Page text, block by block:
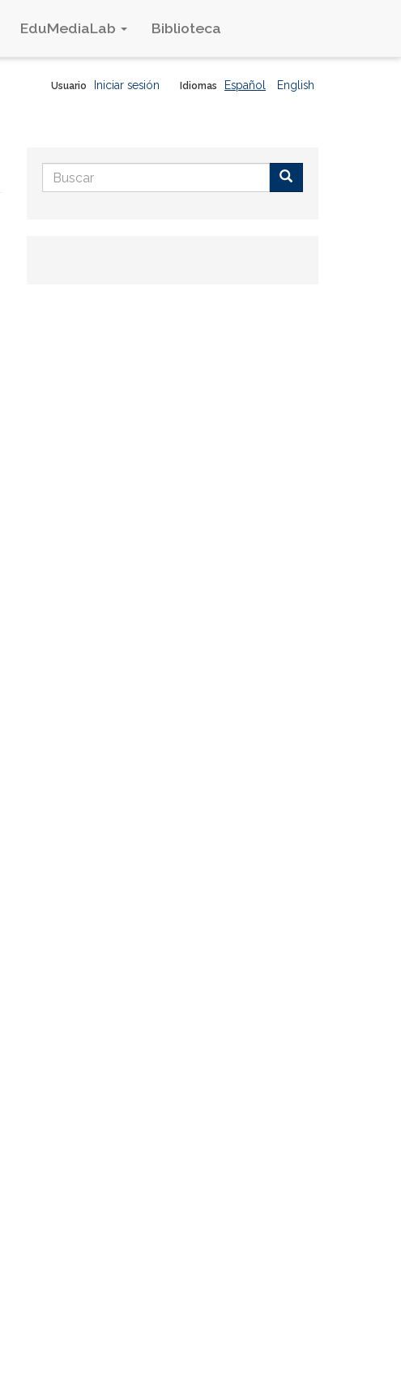
EduMediaLab Biblioteca
Idiomas Español English
Usuario Iniciar sesión
Formulario
de